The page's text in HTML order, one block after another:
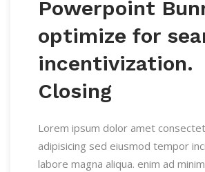
Powerpoint
optimize for
incentivization.
Closing
Lorem ipsum dolor amet
adipisicing sed eiusmod tempor
labore magna aliqua. enim ad